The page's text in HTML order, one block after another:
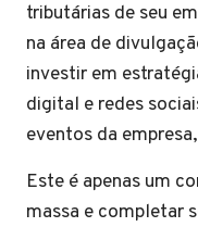
tributárias de seu
na área de
investir em
digital e redes
eventos da
Este é apenas um
massa e completar